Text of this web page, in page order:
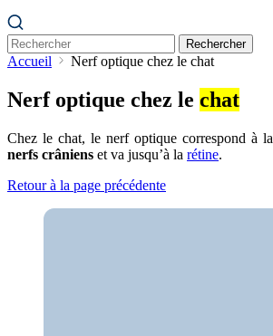
Rechercher
Accueil Nerf optique chez le chat
Nerf optique chez le chat
Chez le chat, le nerf optique correspond à la
nerfs crâniens et va jusqu’à la rétine.
Retour à la page précédente